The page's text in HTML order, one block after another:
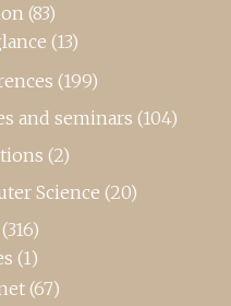
(83)
(13)
(199)
and seminars (104)
(2)
Science (20)
(316)
(1)
(67)